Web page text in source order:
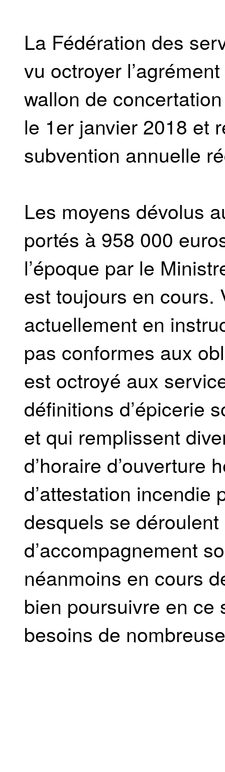
La Fédération des
vu octroyer
wallon de
le 1er janvier 2018 et
subvention annuelle
Les moyens dévolus
portés à 958 000
l’époque par le
est toujours en cours.
actuellement en
pas conformes aux
est octroyé aux
définitions d’épicerie
et qui remplissent
d’horaire d’ouverture
d’attestation incendie
desquels se
d’accompagnement
néanmoins en cours
bien poursuivre en ce
besoins de